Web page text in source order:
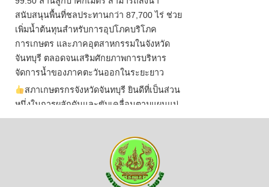
สนับสนุนพื้นที่ชลประทานกว่า 87,700 ไร่ ช่วย
เพิ่มน้ำต้นทุนสำหรับการอุปโภคบริโภค
การเกษตร และภาคอุตสาหกรรมในจังหวัด
จันทบุรี ตลอดจนเสริมศักยภาพการบริหาร
จัดการน้ำของภาคตะวันออกในระยะยาว
สภาเกษตรกรจังหวัดจันทบุรี ยินดีที่เป็นส่วน
หนึ่งในการผลักดันและขับเคลื่อนตามแผนแม่
บทเพื่อพั ...See More
ไม่สามารถดูเนื้อหานี้ได้ในขณะนี้